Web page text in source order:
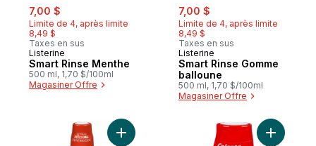
sale:
7,00 $
Limite de 4, après limite
8,49 $
Taxes en sus
Listerine
Smart Rinse Menthe
500 ml, 1,70 $/100ml
Magasiner Offre
sale:
7,00 $
Limite de 4, après limite
8,49 $
Taxes en sus
Listerine
Smart Rinse Gomme
balloune
500 ml, 1,70 $/100ml
Magasiner Offre
Ajouter Rince-bouche sans alcoolAjouter